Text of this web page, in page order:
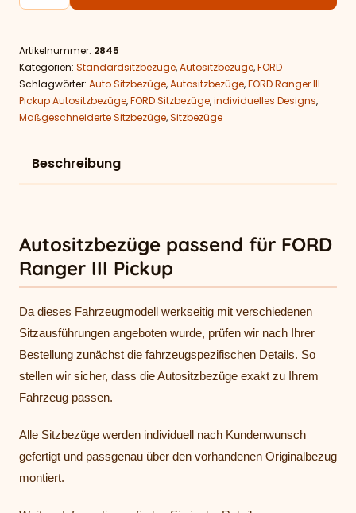
Artikelnummer: 2845
Kategorien: Standardsitzbezüge,Autositzbezüge,FORD
Schlagwörter: Auto Sitzbezüge,Autositzbezüge,FORD Ranger III
Pickup Autositzbezüge,FORD Sitzbezüge,individuelles Designs,
Maßgeschneiderte Sitzbezüge,Sitzbezüge
Beschreibung
Autositzbezüge passend für FORD
Ranger III Pickup
Da dieses Fahrzeugmodell werkseitig mit verschiedenen
Sitzausführungen angeboten wurde, prüfen wir nach Ihrer
Bestellung zunächst die fahrzeugspezifischen Details. So
stellen wir sicher, dass die Autositzbezüge exakt zu Ihrem
Fahrzeug passen.
Alle Sitzbezüge werden individuell nach Kundenwunsch
gefertigt und passgenau über den vorhandenen Originalbezug
montiert.